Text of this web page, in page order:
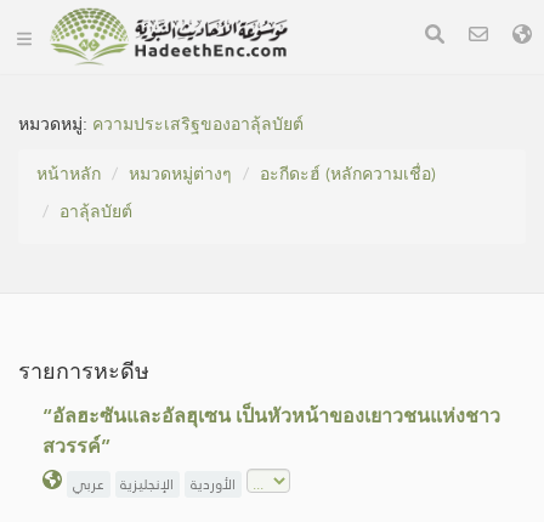
หมวดหมู่​: ความประเสริฐของอาลุ้ลบัยต์
หน้าหลัก
หมวดหมู่​ต่างๆ
อะกีดะฮ์ (หลักความเชื่อ)
อาลุ้ลบัยต์
รายการหะดีษ
“อัลฮะซันและอัลฮุเซน เป็นหัวหน้าของเยาวชนแห่งชาว
สวรรค์”
عربي الإنجليزية الأوردية